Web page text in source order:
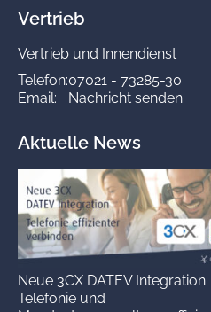
Vertrieb
Vertrieb und Innendienst
Telefon:07021 - 73285-30
Email:
Nachricht senden
Aktuelle News
Neue 3CX DATEV Integration:
Telefonie und